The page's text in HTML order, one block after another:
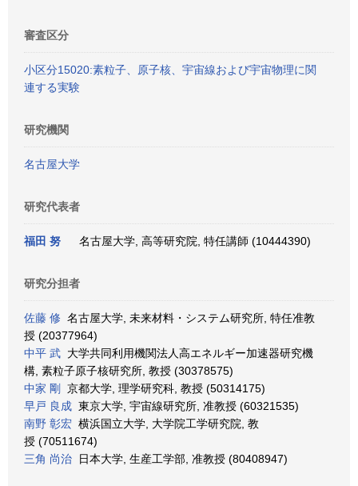
審査区分
小区分15020:素粒子、原子核、宇宙線および宇宙物理に関
連する実験
研究機関
名古屋大学
研究代表者
福田 努 名古屋大学, 高等研究院, 特任講師 (10444390)
研究分担者
佐藤 修 名古屋大学, 未来材料・システム研究所, 特任准教
授 (20377964)
中平 武 大学共同利用機関法人高エネルギー加速器研究機
構, 素粒子原子核研究所, 教授 (30378575)
中家 剛
京都大学, 理学研究科, 教授 (50314175)
早戸 良成 東京大学, 宇宙線研究所, 准教授 (60321535)
南野 彰宏 横浜国立大学, 大学院工学研究院, 教
授 (70511674)
三角 尚治 日本大学, 生産工学部, 准教授 (80408947)